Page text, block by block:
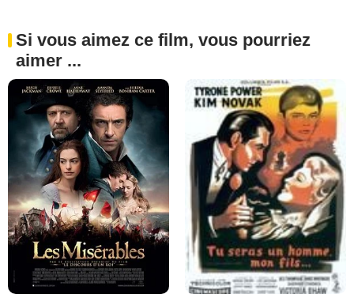
Si vous aimez ce film, vous pourriez
aimer ...